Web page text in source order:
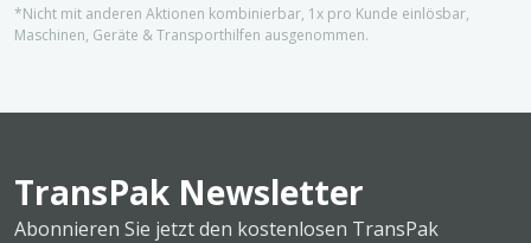
*Nicht mit anderen Aktionen kombinierbar, 1x pro Kunde einlösbar,
Maschinen, Geräte & Transporthilfen ausgenommen.
TransPak Newsletter
Abonnieren Sie jetzt den kostenlosen TransPak